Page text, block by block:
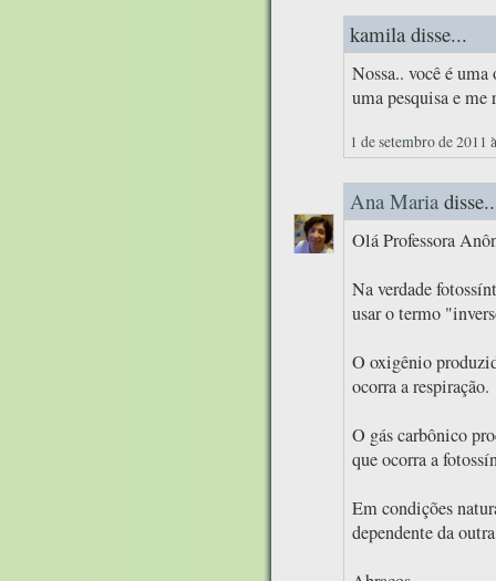
kamila disse...
Nossa.. você é
uma pesquisa e me
1 de setembro de 2011
Ana Maria
Olá Professora
Na verdade
usar o termo
O oxigênio
ocorra a respiração.
O gás carbônico
que ocorra a
Em condições
dependente da